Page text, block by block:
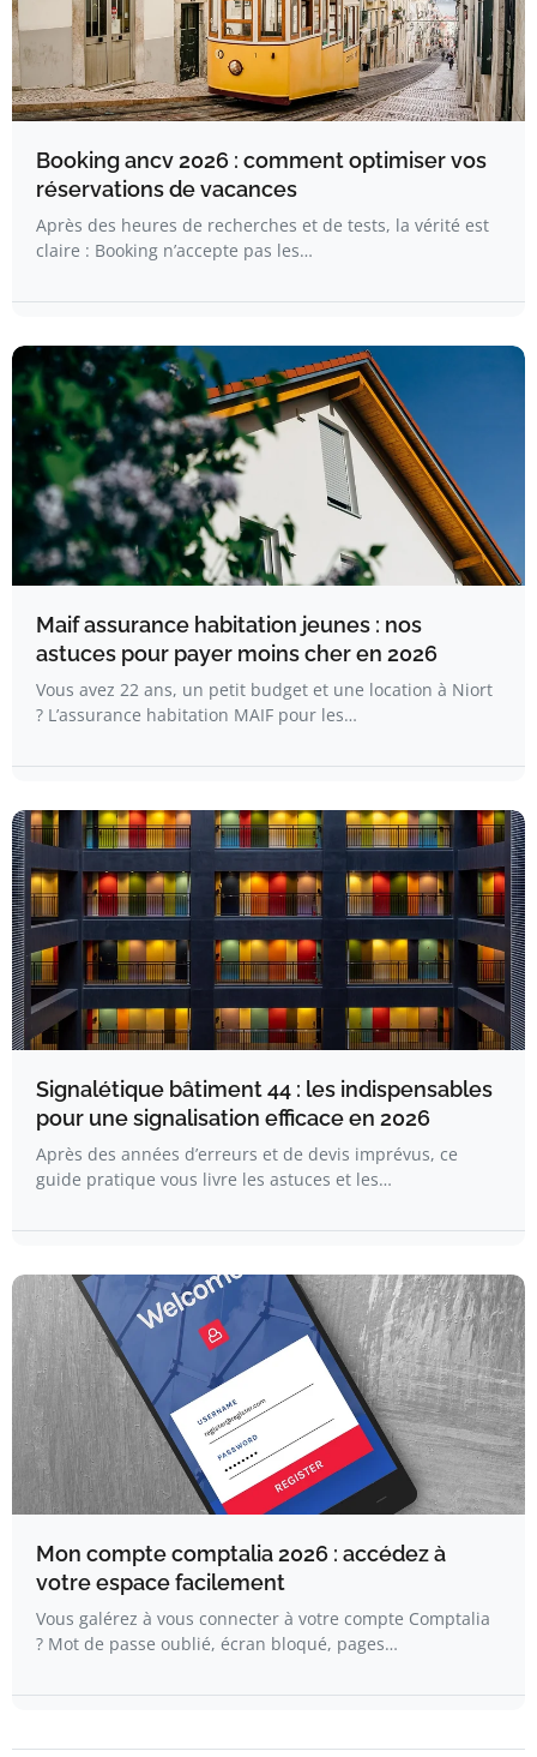
Booking ancv 2026 : comment optimiser vos
réservations de vacances
Après des heures de recherches et de tests, la vérité est
claire : Booking n’accepte pas les…
Maif assurance habitation jeunes : nos
astuces pour payer moins cher en 2026
Vous avez 22 ans, un petit budget et une location à Niort
? L’assurance habitation MAIF pour les…
Signalétique bâtiment 44 : les indispensables
pour une signalisation efficace en 2026
Après des années d’erreurs et de devis imprévus, ce
guide pratique vous livre les astuces et les…
Mon compte comptalia 2026 : accédez à
votre espace facilement
Vous galérez à vous connecter à votre compte Comptalia
? Mot de passe oublié, écran bloqué, pages…